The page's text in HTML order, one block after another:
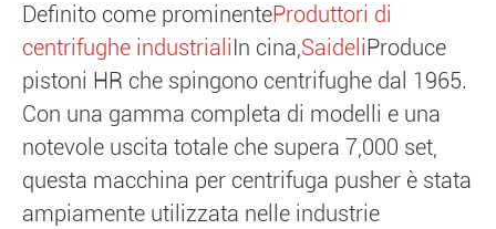
Definito come prominenteProduttori di
centrifughe industrialiIn cina,SaideliProduce
pistoni HR che spingono centrifughe dal 1965.
Con una gamma completa di modelli e una
notevole uscita totale che supera 7,000 set,
questa macchina per centrifuga pusher è stata
ampiamente utilizzata nelle industrie